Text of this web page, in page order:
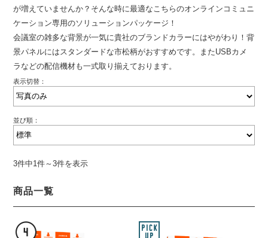
が増えていませんか？そんな時に最適なこちらのオンラインコミュニ
ケーション専用のソリューションパッケージ！
会議室の雑多な背景が一気に貴社のブランドカラーにはやがわり！背
景パネルにはスタンダードな市松柄がおすすめです。またUSBカメ
ラなどの配信機材も一式取り揃えております。
表示切替：
並び順：
3件中1件～3件を表示
商品一覧